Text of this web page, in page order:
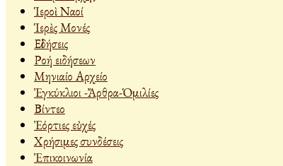
Ἱεροὶ Ναοί
Ἱερὲς Μονές
Εἰδήσεις
Ροή ειδήσεων
Μηνιαίο Αρχείο
Ἐγκύκλιοι -Ἄρθρα-Ὁμιλίες
Βίντεο
Ἐόρτιες εὐχές
Χρήσιμες συνδέσεις
Ἐπικοινωνία